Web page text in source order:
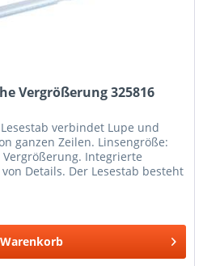
Vergrößerung 325816
verbindet Lupe und
ganzen Zeilen. Linsengröße:
Vergrößerung. Integrierte
Details. Der Lesestab besteht
Warenkorb